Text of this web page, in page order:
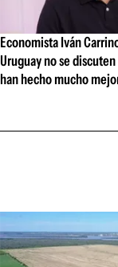
Economista Iván
Uruguay no se
han hecho mucho